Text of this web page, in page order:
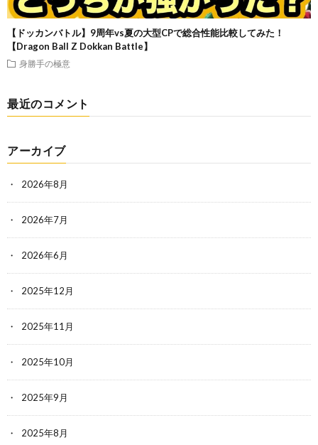
【ドッカンバトル】9周年vs夏の大型CPで総合性能比較してみた！
【Dragon Ball Z Dokkan Battle】
身勝手の極意
最近のコメント
アーカイブ
2026年8月
2026年7月
2026年6月
2025年12月
2025年11月
2025年10月
2025年9月
2025年8月